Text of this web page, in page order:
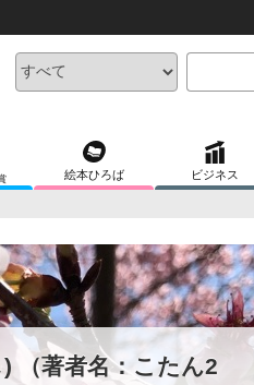
絵本ひろば ビジネス
（著者名：こたん2